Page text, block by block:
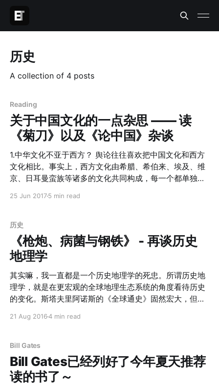
历史
A collection of 4 posts
Reading
关于中国文化的一点杂思 —— 读
《菊刀》以及《论中国》杂谈
1.中华文化不亚于西方？ 舆论往往喜欢把中国文化和西方
文化相比。事实上，西方文化由希腊、希伯来、埃及、维
京、日耳曼蛮族等诸多的文化共同构成，每一个都单独的
由此衍生出来的等级制度是日本文化和西方文化的最大差
别。忠孝源于中国。 然而，有趣的是，日本在引入中国文
化时，摒弃了中华文化中凌驾在忠孝之上的更重要的价
值：仁 。水能载舟，亦能覆舟。帝王不仁，民众以天道为
名可推翻，日本的传统价值观中却不是这样。 所以仁、
忠、孝是构建中国儒道的价值观基石，也是和日本的差异
之处。 3. 中华文化宝贵的地方 —— 重视那些不变的智慧
观（未必能）。但是他们公理 不同之处，却是最有意思和
有起源的概念，统一也并不是目的而是前提，中国人认
为，黄帝重新统一中国而非开创了中国。 我以为，不论是
两河文明，
25 Jun 20175 min read
历史
《枪炮、病菌与钢铁》 - 再谈历史
地理学
其实嘛，我一直都是一个历史地理学的死忠。所谓历史地
理学，就是在更宏观的全球地理生态系统的角度看待历史
的变化。斯塔夫里阿诺斯的《全球通史》固然宏大，但仔
陆文明史。这本书之所以受到了广泛的推崇，是因为西方
间轴和讨论范围中。 如果从广泛的角度上来看，《枪炮、
病菌与钢铁》把美洲文明、非洲文明、澳洲文明同样放到
了全球历史的角度上来思考，并且提出一个问题就是，为
什么现在统治世界的是欧亚大陆的文明？为什么是西班牙
21 Aug 20164 min read
Bill Gates
Bill Gates已经列好了今年夏天推荐
读的书了～